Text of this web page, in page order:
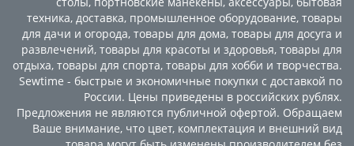
техника, доставка, промышленное оборудование, товары
для дачи и огорода, товары для дома, товары для досуга и
развлечений, товары для красоты и здоровья, товары для
отдыха, товары для спорта, товары для хобби и творчества.
Sewtime - быстрые и экономичные покупки с доставкой по
России. Цены приведены в российских рублях.
Предложения не являются публичной офертой. Обращаем
Ваше внимание, что цвет, комплектация и внешний вид